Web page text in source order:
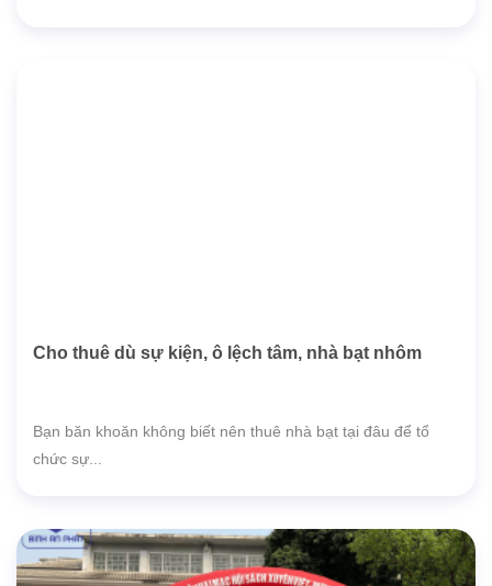
Cho thuê dù sự kiện, ô lệch tâm, nhà bạt nhôm
Bạn băn khoăn không biết nên thuê nhà bạt tại đâu để tổ
chức sự...